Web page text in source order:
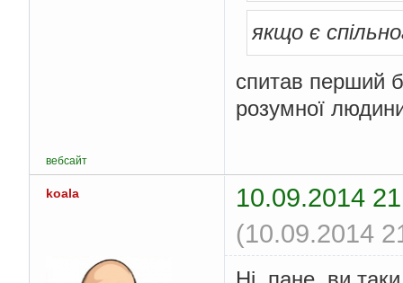
якщо є
спитав перший
розумної
вебсайт
koala
10.09.2014
(10.09.2014